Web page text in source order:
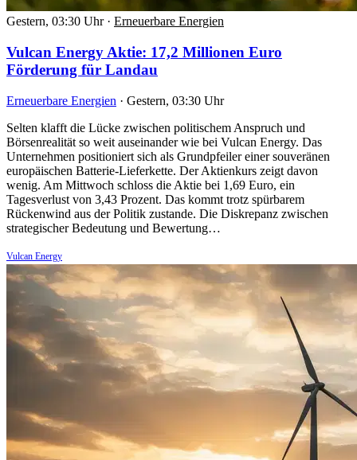
Gestern, 03:30 Uhr · Erneuerbare Energien
Vulcan Energy Aktie: 17,2 Millionen Euro
Förderung für Landau
Erneuerbare Energien · Gestern, 03:30 Uhr
Selten klafft die Lücke zwischen politischem Anspruch und
Börsenrealität so weit auseinander wie bei Vulcan Energy. Das
Unternehmen positioniert sich als Grundpfeiler einer souveränen
europäischen Batterie-Lieferkette. Der Aktienkurs zeigt davon
wenig. Am Mittwoch schloss die Aktie bei 1,69 Euro, ein
Tagesverlust von 3,43 Prozent. Das kommt trotz spürbarem
Rückenwind aus der Politik zustande. Die Diskrepanz zwischen
strategischer Bedeutung und Bewertung…
Vulcan Energy